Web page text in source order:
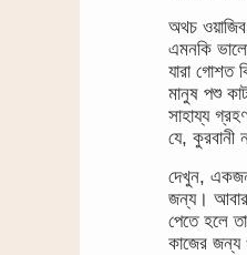
অথচ
এমনকি
যারা গোশত
মানুষ পশু
সাহায্য
যে, কুরবানী
দেখুন, একজন
জন্য। আবার
পেতে হলে
কাজের জন্য